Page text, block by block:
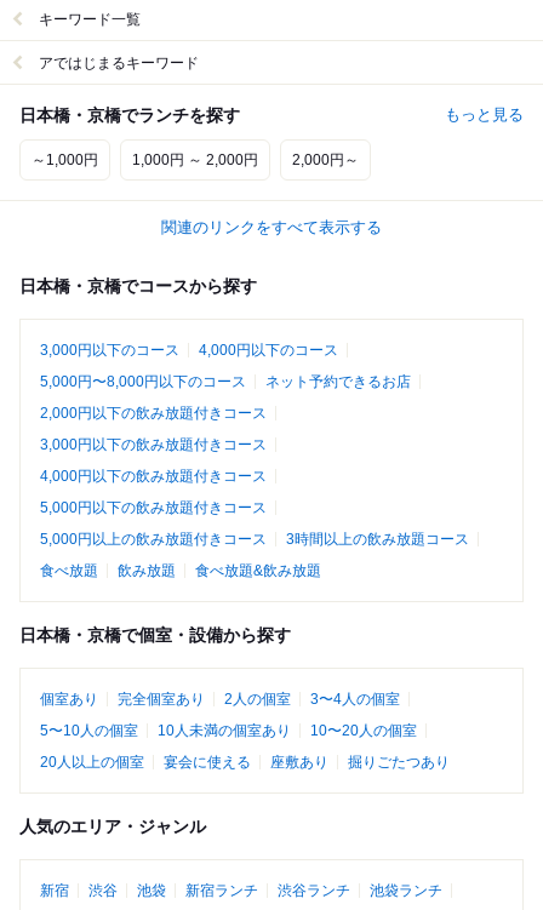
キーワード一覧
アではじまるキーワード
日本橋・京橋でランチを探す もっと見る
～1,000円 1,000円 ～ 2,000円 2,000円～
関連のリンクをすべて表示する
日本橋・京橋でコースから探す
3,000円以下のコース
4,000円以下のコース
5,000円〜8,000円以下のコース
ネット予約できるお店
2,000円以下の飲み放題付きコース
3,000円以下の飲み放題付きコース
4,000円以下の飲み放題付きコース
5,000円以下の飲み放題付きコース
5,000円以上の飲み放題付きコース
3時間以上の飲み放題コース
食べ放題
飲み放題 食べ放題&飲み放題
日本橋・京橋で個室・設備から探す
個室あり 完全個室あり 2人の個室
3〜4人の個室
5〜10人の個室
10人未満の個室あり
10〜20人の個室
20人以上の個室
宴会に使える 座敷あり 掘りごたつあり
人気のエリア・ジャンル
新宿 渋谷 池袋 新宿ランチ 渋谷ランチ
池袋ランチ